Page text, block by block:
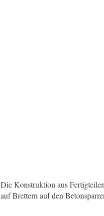
Die Konstruktion aus
auf Brettern auf den